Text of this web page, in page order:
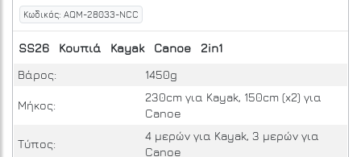
Κωδικός: AQM-28033-NCC
SS26 Κουπιά Kayak Canoe
2in1
Βάρος:
1450g
Μήκος:
230cm για Kayak, 150cm (x2) για
Canoe
Τύπος:
4 μερών για Kayak, 3 μερών για
Canoe